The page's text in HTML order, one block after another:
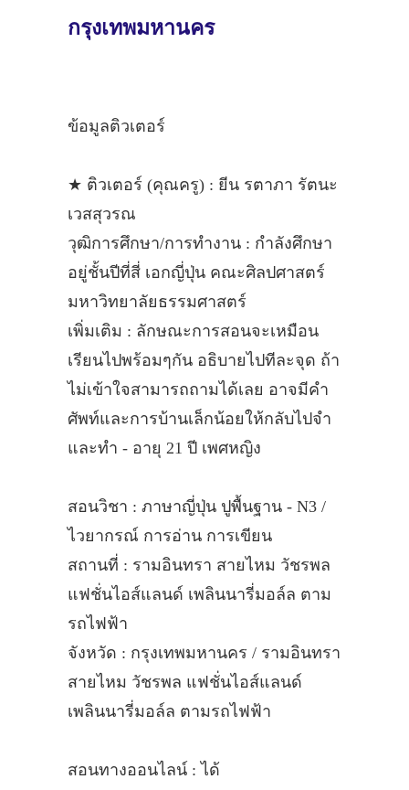
กรุงเทพมหานคร
ข้อมูลติวเตอร์
★ ติวเตอร์ (คุณครู) : ยีน รตาภา รัตนะ
เวสสุวรณ
วุฒิการศึกษา/การทำงาน : กำลังศึกษา
อยู่ชั้นปีที่สี่ เอกญี่ปุ่น คณะศิลปศาสตร์
มหาวิทยาลัยธรรมศาสตร์
เพิ่มเติม : ลักษณะการสอนจะเหมือน
เรียนไปพร้อมๆกัน อธิบายไปทีละจุด ถ้า
ไม่เข้าใจสามารถถามได้เลย อาจมีคำ
ศัพท์และการบ้านเล็กน้อยให้กลับไปจำ
และทำ - อายุ 21 ปี เพศหญิง
สอนวิชา : ภาษาญี่ปุ่น ปูพื้นฐาน - N3 /
ไวยากรณ์ การอ่าน การเขียน
สถานที่ : รามอินทรา สายไหม วัชรพล
แฟชั่นไอส์แลนด์ เพลินนารี่มอล์ล ตาม
รถไฟฟ้า
จังหวัด : กรุงเทพมหานคร / รามอินทรา
สายไหม วัชรพล แฟชั่นไอส์แลนด์
เพลินนารี่มอล์ล ตามรถไฟฟ้า
สอนทางออนไลน์ : ได้